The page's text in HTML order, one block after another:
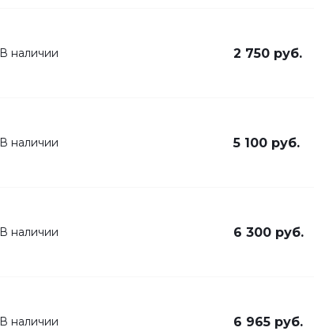
В наличии 2 750 руб.
В наличии 5 100 руб.
В наличии 6 300 руб.
В наличии 6 965 руб.